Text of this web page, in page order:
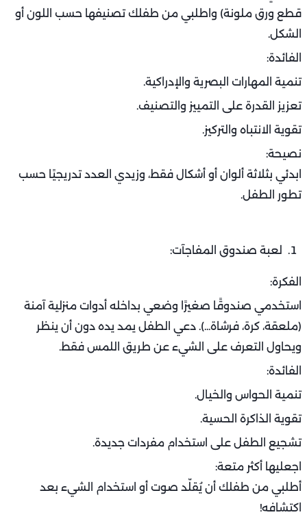
قطع ورق ملونة) واطلبي من طفلك تصنيفها حسب اللون أو
الشكل.
الفائدة:
تنمية المهارات البصرية والإدراكية.
تعزيز القدرة على التمييز والتصنيف.
تقوية الانتباه والتركيز.
نصيحة:
ابدئي بثلاثة ألوان أو أشكال فقط، وزيدي العدد تدريجيًا حسب
تطور الطفل.
لعبة صندوق المفاجآت:
الفكرة:
استخدمي صندوقًا صغيرًا وضعي بداخله أدوات منزلية آمنة
(ملعقة، كرة، فرشاة...). دعي الطفل يمد يده دون أن ينظر
ويحاول التعرف على الشيء عن طريق اللمس فقط.
الفائدة:
تنمية الحواس والخيال.
تقوية الذاكرة الحسية.
تشجيع الطفل على استخدام مفردات جديدة.
اجعليها أكثر متعة:
أطلبي من طفلك أن يُقلّد صوت أو استخدام الشيء بعد
اكتشافه!